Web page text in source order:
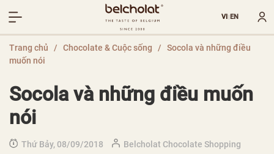
VI|EN
Trang chủ / Chocolate & Cuộc sống /
Socola và những điều
muốn nói
Socola và những điều muốn
nói
Thứ Bảy, 08/09/2018 Belcholat Chocolate Shopping